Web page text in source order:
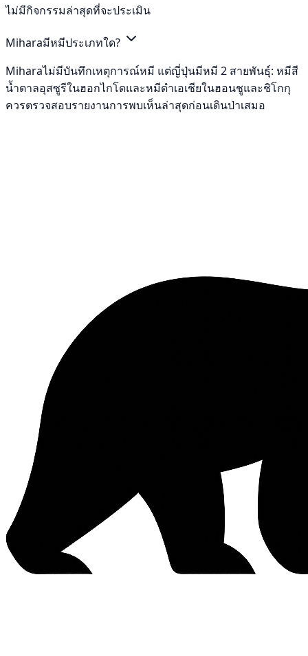
ไม่มีกิจกรรมล่าสุดที่จะประเมิน
Miharaมีหมีประเภทใด?
Miharaไม่มีบันทึกเหตุการณ์หมี แต่ญี่ปุ่นมีหมี 2 สายพันธุ์: หมีสี
น้ำตาลอุสซูรีในฮอกไกโดและหมีดำเอเชียในฮอนชูและชิโกกุ
ควรตรวจสอบรายงานการพบเห็นล่าสุดก่อนเดินป่าเสมอ